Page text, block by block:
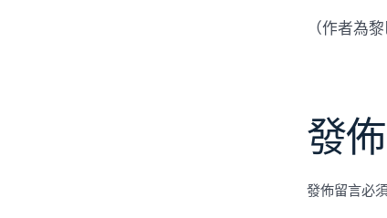
（作者為
發
發佈留言必